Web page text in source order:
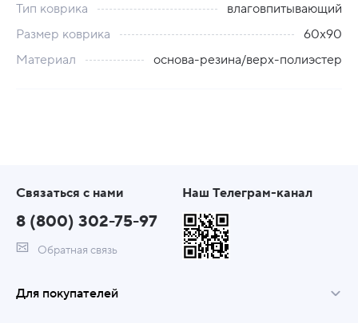
Тип коврика
влаговпитывающий
Размер коврика
60х90
Материал
основа-резина/верх-полиэстер
Связаться с нами
8 (800) 302-75-97
Обратная связь
Наш Телеграм-канал
Для покупателей